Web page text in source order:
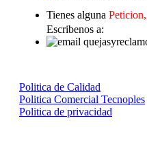
Tienes alguna
Escribenos a:
Politica de Calidad
Politica Comercial Tecnoples
Politica de privacidad